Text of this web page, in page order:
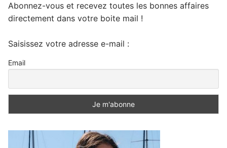
Abonnez-vous et recevez toutes les bonnes affaires
directement dans votre boite mail !
Saisissez votre adresse e-mail :
Email